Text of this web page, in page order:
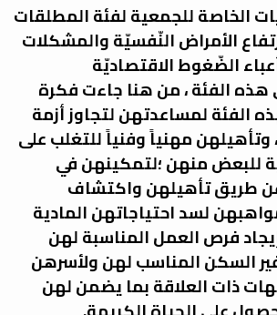
الخاصة للجمعية لفئة المطلقات
الأمراض النّفسيّة والمشكلات
الضّغوط الاقتصاديّة
هذه الفئة ، من هنا جاءت فكرة
الفئة لمساعدتهن لتجاوز أزمة
وتأهيلهن مهنياً وفنياً للتغلب على
للبعض منهن ؛لتمكينهن في
طريق تأهيلهن واكتشاف
لسد احتياجاتهن المادية
فرص العمل المناسبة لهن
السكن المناسب لهن ولأسرهن
ذات العلاقة بما يضمن لهن